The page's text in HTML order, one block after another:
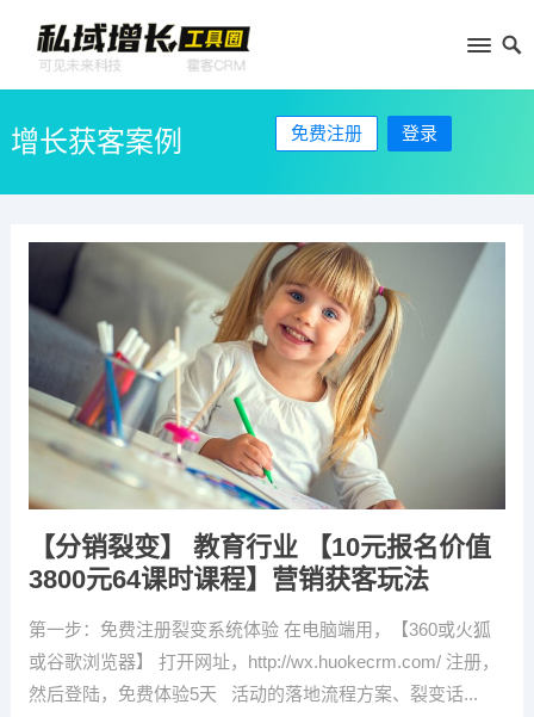
免费注册 登录
增长获客案例
【分销裂变】 教育行业 【10元报名价值
3800元64课时课程】营销获客玩法
第一步：免费注册裂变系统体验 在电脑端用，【360或火狐
或谷歌浏览器】 打开网址，http://wx.huokecrm.com/ 注册，
然后登陆，免费体验5天 活动的落地流程方案、裂变话...